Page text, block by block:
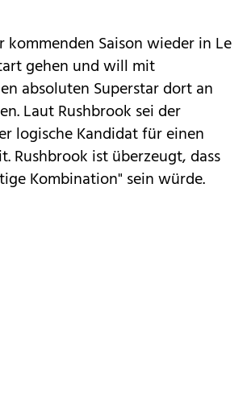
kommenden Saison wieder in Le
gehen und will mit
absoluten Superstar dort an
Laut Rushbrook sei der
logische Kandidat für einen
Rushbrook ist überzeugt, dass
Kombination" sein würde.